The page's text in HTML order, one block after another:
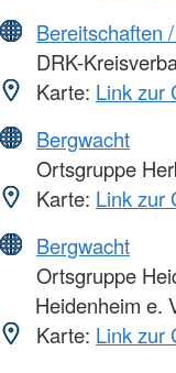
Bereitschaften
DRK-
Karte: Link zur
Bergwacht
Ortsgruppe
Karte: Link zur
Bergwacht
Ortsgruppe
Heidenheim e.
Karte: Link zur